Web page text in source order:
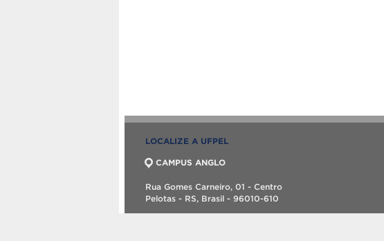
LOCALIZE A UFPEL
CAMPUS ANGLO
Rua Gomes Carneiro, 01 - Centro
Pelotas - RS, Brasil - 96010-610